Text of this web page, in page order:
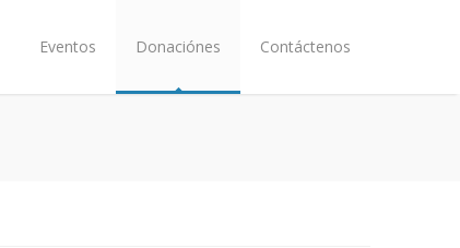
Eventos Donaciónes Contáctenos